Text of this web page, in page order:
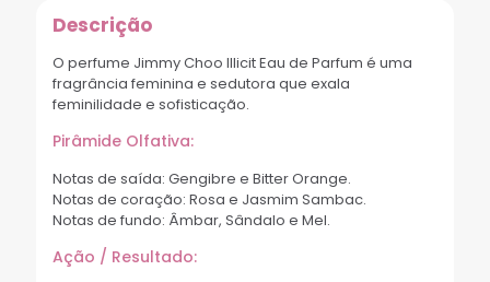
Descrição
O perfume Jimmy Choo Illicit Eau de Parfum é uma
fragrância feminina e sedutora que exala
feminilidade e sofisticação.
Pirâmide Olfativa:
Notas de saída: Gengibre e Bitter Orange.
Notas de coração: Rosa e Jasmim Sambac.
Notas de fundo: Âmbar, Sândalo e Mel.
Ação / Resultado: